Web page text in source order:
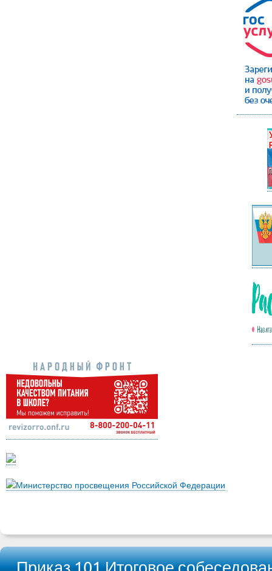
Министерство просвещения Российской Федерации
Приказ 101 Итоговое